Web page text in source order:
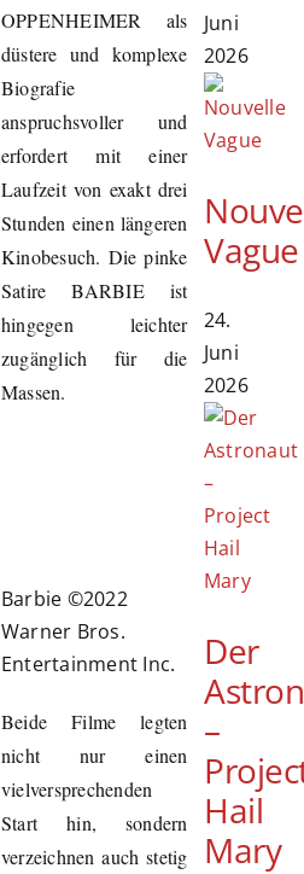
OPPENHEIMER als
düstere und komplexe
Biografie
anspruchsvoller und
erfordert mit einer
Laufzeit von exakt drei
Stunden einen längeren
Kinobesuch. Die pinke
Satire BARBIE ist
hingegen leichter
zugänglich für die
Massen.
Barbie ©2022
Warner Bros.
Entertainment Inc.
Beide Filme legten
nicht nur einen
vielversprechenden
Start hin, sondern
verzeichnen auch stetig
Juni
2026
Vague
24.
Juni
2026
Der
–
Hail
Mary